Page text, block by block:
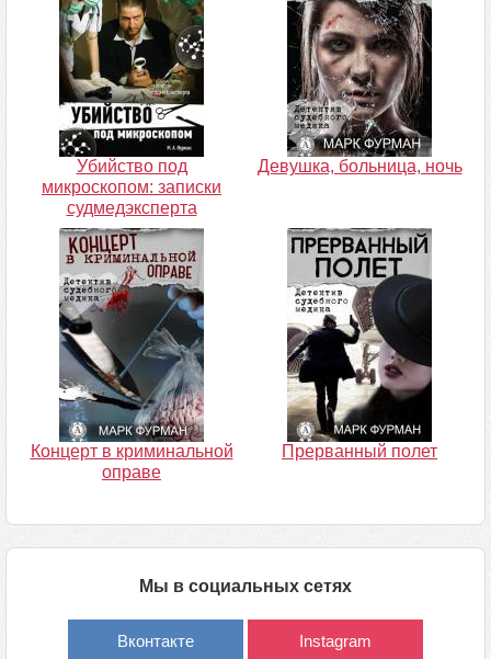
Убийство под
микроскопом: записки
судмедэксперта
Девушка, больница, ночь
Концерт в криминальной
оправе
Прерванный полет
Мы в социальных сетях
Вконтакте Instagram